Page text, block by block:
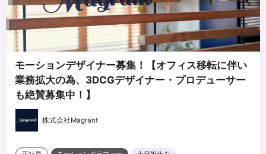
モーションデザイナー募集！【オフィス移転に伴い
業務拡大の為、3DCGデザイナー・プロデューサー
も絶賛募集中！】
株式会社Magrant